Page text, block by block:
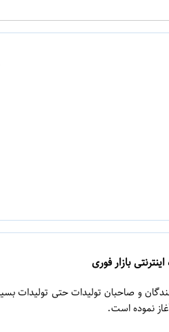
بازار فوری
و صاحبان تولیدات حتی تولیدات